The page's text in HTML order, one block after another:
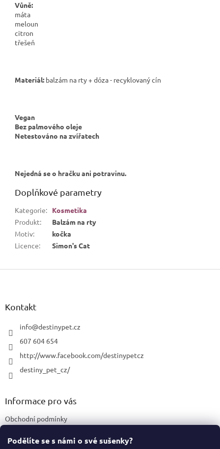
Podělíte se s námi o své sušenky?
Vůně:
máta
meloun
citron
třešeň
Materiál: balzám na rty + dóza - recyklovaný cín
Vegan
Bez palmového oleje
Netestováno na zvířatech
Nejedná se o hračku ani potravinu.
Doplňkové parametry
Kategorie:
Kosmetika
Produkt:
Balzám na rty
Motiv:
kočka
Licence: Simon's Cat
Z
Kontakt
info@destinypet.cz
607 604 654
http://www.facebook.com/destinypetcz
destiny_pet_cz/
Informace pro vás
Obchodní podmínky
Certifikace a označení produktů